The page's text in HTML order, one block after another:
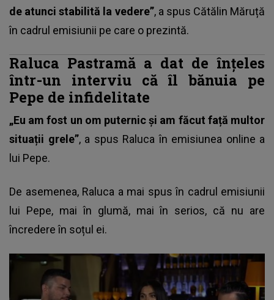
de atunci stabilită la vedere”, a spus Cătălin Măruță
în cadrul emisiunii pe care o prezintă.
Raluca Pastramă a dat de înțeles
într-un interviu că îl bănuia pe
Pepe de infidelitate
„Eu am fost un om puternic și am făcut față multor
situații grele”, a spus Raluca în emisiunea online a
lui Pepe.
De asemenea, Raluca a mai spus în cadrul emisiunii
lui Pepe, mai în glumă, mai în serios, că nu are
încredere în soțul ei.